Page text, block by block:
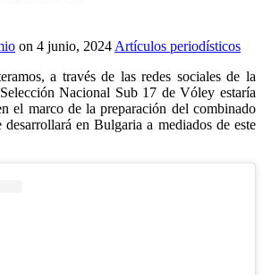
on 4 junio, 2024 Artículos periodísticos
a través de las redes sociales de la
Nacional Sub 17 de Vóley estaría
el marco de la preparación del combinado
en Bulgaria a mediados de este